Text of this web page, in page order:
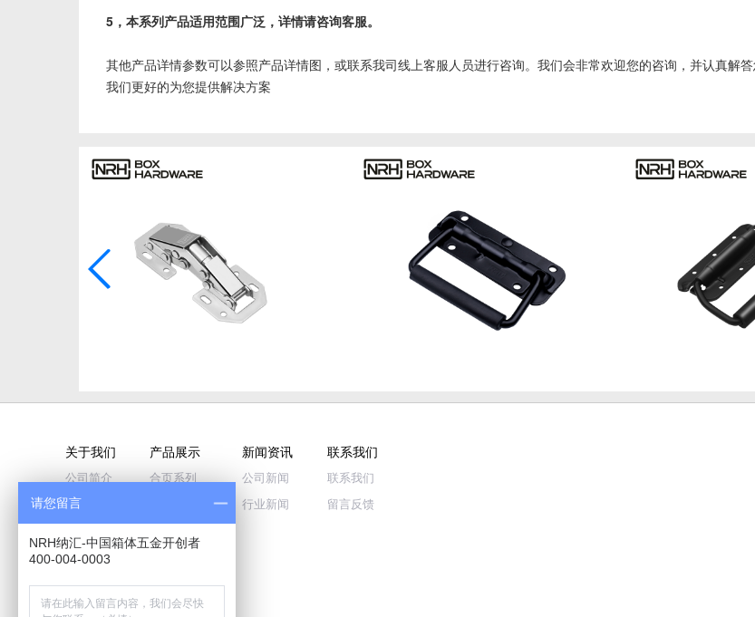
5，本系列产品适用范围广泛，详情请咨询客服。
其他产品详情参数可以参照产品详情图，或联系我司线上客服人员进行咨询。我们会非常欢迎您的咨询，并认真解
我们更好的为您提供解决方案
关于我们
公司简介
企业文化
品牌历程
视频中心
产品展示
合页系列
包角系列
新闻资讯
公司新闻
行业新闻
联系我们
联系我们
留言反馈
请您留言
NRH纳汇-中国箱体五金开创者
400-004-0003